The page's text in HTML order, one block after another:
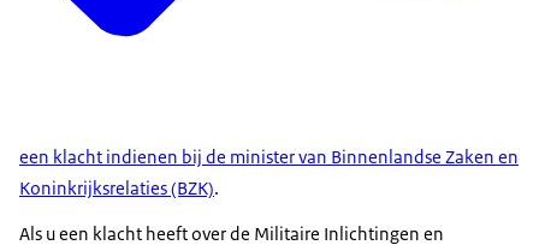
een klacht indienen bij de minister van Binnenlandse Zaken en
Koninkrijksrelaties (BZK).
Als u een klacht heeft over de Militaire Inlichtingen en